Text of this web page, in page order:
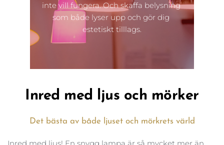
inte vill fungera. Och skaffa belysning
som både lyser upp och gör dig
estetiskt tilllags.
Inred med ljus och mörker
Det bästa av både ljuset och mörkrets värld